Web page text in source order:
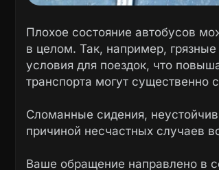
Плохое состояние автобусов
в целом. Так, например,
условия для поездок, что
транспорта могут существенно
Сломанные сидения,
причиной несчастных случаев
Ваше обращение направлено в